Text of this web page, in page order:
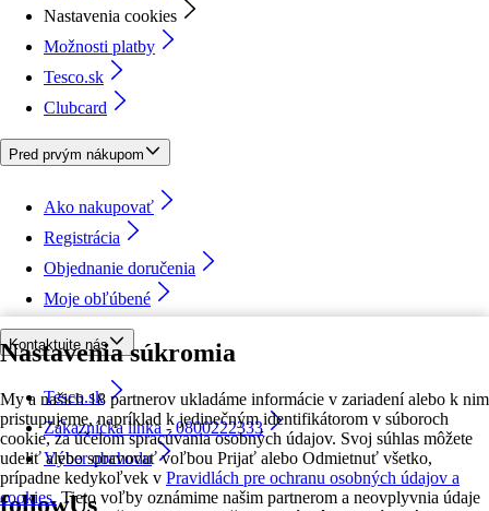
Nastavenia súkromia
My a našich 18 partnerov ukladáme informácie v zariadení alebo k nim
pristupujeme, napríklad k jedinečným identifikátorom v súboroch
cookie, za účelom spracúvania osobných údajov. Svoj súhlas môžete
udeliť alebo spravovať voľbou Prijať alebo Odmietnuť všetko,
prípadne kedykoľvek v Pravidlách pre ochranu osobných údajov a
cookies. Tieto voľby oznámime našim partnerom a neovplyvnia údaje
Nastavenia cookies
Možnosti platby
Tesco.sk
Clubcard
Pred prvým nákupom
Ako nakupovať
Registrácia
Objednanie doručenia
Moje obľúbené
Kontaktujte nás
Tesco.sk
Zákaznícka linka - 0800222333
Výber obchodu
followUs